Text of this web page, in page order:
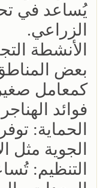
يُساعد في
الزراعي.
الأنشطة
بعض
كمعامل
فوائد الهناجر
الحماية:
الجوية مثل
التنظيم: